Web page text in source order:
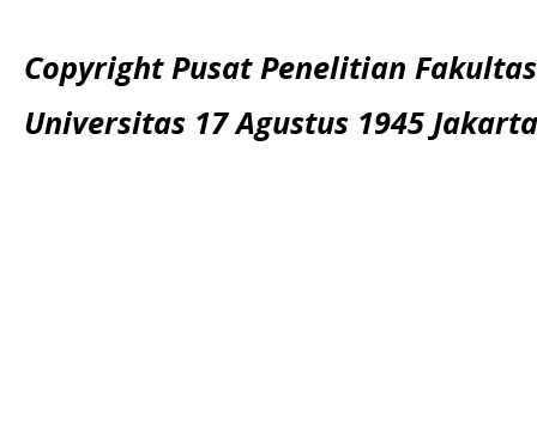
Copyright Pusat Penelitian
Universitas 17 Agustus 1945 Jakarta